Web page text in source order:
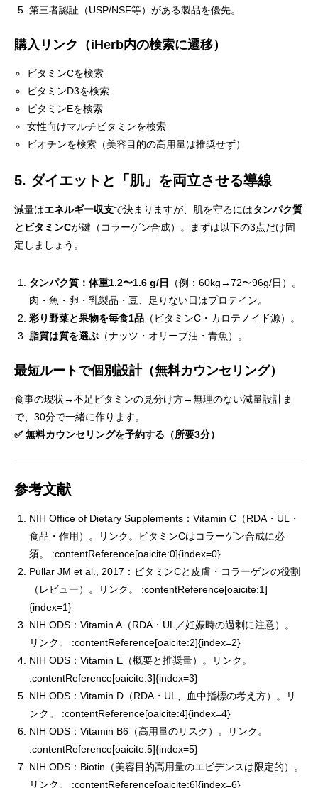
第三者認証（USP/NSF等）がある製品を優先。
購入リンク（iHerb内の検索に遷移）
ビタミンCを検索
ビタミンD3を検索
ビタミンEを検索
女性向けマルチビタミンを検索
ビオチンを検索 （美容目的の高用量は推奨せず）
5. ダイエットと「肌」を両立させる導線
減量はエネルギー収支で決まりますが、肌を守るにはタンパク質
とビタミンCが鍵（コラーゲン合成）。まずは以下の3点だけ固
定しましょう。
タンパク質：体重1.2〜1.6 g/日
（例：60kg→72〜96g/日）。
肉・魚・卵・乳製品・豆、足りない日はプロテイン。
彩り野菜と果物を毎食1品 （ビタミンC・カロテノイド源）。
脂質は質を選ぶ （ナッツ・オリーブ油・青魚）。
最短ルートで個別設計（無料カウンセリング）
食事の現状→不足ビタミンの見分け方→無理のない減量設計ま
で、30分で一緒に作ります。
✅ 無料カウンセリングを予約する（所要3分）
参考文献
NIH Office of Dietary Supplements：Vitamin C（RDA・UL・
食品・作用）。
リンク 。ビタミンCはコラーゲン合成に必
須。 :contentReference[oaicite:0]{index=0}
Pullar JM et al., 2017：ビタミンCと皮膚・コラーゲンの役割
（レビュー）。
リンク 。 :contentReference[oaicite:1]
{index=1}
NIH ODS：Vitamin A（RDA・UL／妊娠時の過剰に注意）。
リンク 。 :contentReference[oaicite:2]{index=2}
NIH ODS：Vitamin E（概要と推奨量）。
リンク 。
:contentReference[oaicite:3]{index=3}
NIH ODS：Vitamin D（RDA・UL、血中指標の考え方）。
リ
ンク 。 :contentReference[oaicite:4]{index=4}
NIH ODS：Vitamin B6（高用量のリスク）。
リンク 。
:contentReference[oaicite:5]{index=5}
NIH ODS：Biotin（美容目的高用量のエビデンスは限定的）。
リンク 。 :contentReference[oaicite:6]{index=6}